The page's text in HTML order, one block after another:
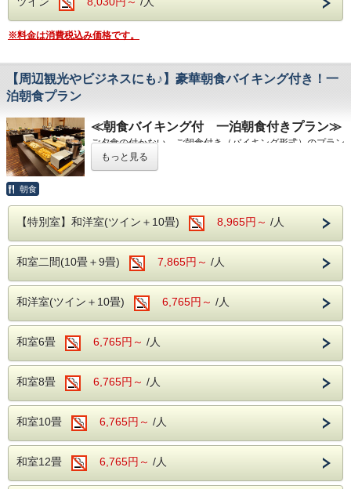
松本駅発 15:00／16:15
2026年8月1日（土）～8月31日（月）を除く日程は、チェ
ックアウト11:00となります。
朝もゆったりとお過ごしいただき、信州旅行をお楽しみくだ
さい。
ます）
ご宿泊日の30日前～8日前：宿泊料金の5％
ご宿泊日の7日前：宿泊料金の20％
当日：宿泊料金の50％
館内では、無料でお楽しみいただける施設をご用意しており
ます。
地下1階：カラオケルーム
1階：卓球コーナー
ご利用をご希望のお客様は、チェックイン時にフロントにて
ご予約ください。
無料駐車場完備
契約駐車場をご用意しております。
ご到着後、フロントにお声掛けいただければ、番号札をお渡
しし駐車場所をご案内いたします。
※料金は消費税込み価格です。
【周辺観光やビジネスにも♪】豪華朝食バイキング付き！一
泊朝食プラン
≪朝食バイキング付 一泊朝食付きプラン≫
ご夕食の付かない、ご朝食付き（バイキング形式）のプラン
です。
ビジネスでのご利用はもちろん、カップルやご夫婦、一人旅
です。
ご朝食
和洋バイキングをご用意しております。
一日の始まりに、バランスの良い朝食をお楽しみください。
浅間温泉
開湯約1,000年の歴史を誇る浅間温泉は、かつて正岡子規や
与謝野晶子など、多くの文人墨客にも愛された名湯です。
北アルプスと松本平を望む落ち着いた温泉地で、肌あたりの
やさしい天然温泉をご堪能ください。湯冷めしにくく、体の
源泉：浅間混合泉（山田源泉・2号・4号源泉・大下源泉の
混合泉）
泉質 ：アルカリ性単純温泉（アルカリ性低張性高温泉）
効能：神経痛・筋肉痛・関節痛・疲労回復など
館内無料施設
地下1階にはカラオケルーム、1階には卓球コーナーをご用
意しております。
ご利用をご希望のお客様は、チェックイン時にフロントまで
お申し付けください。
もっと見る
朝食
【特別室】和洋室(ツイン＋10畳) 8,965円～ /人
和室二間(10畳＋9畳) 7,865円～ /人
和洋室(ツイン＋10畳) 6,765円～ /人
和室6畳 6,765円～ /人
和室8畳 6,765円～ /人
和室10畳 6,765円～ /人
和室12畳 6,765円～ /人